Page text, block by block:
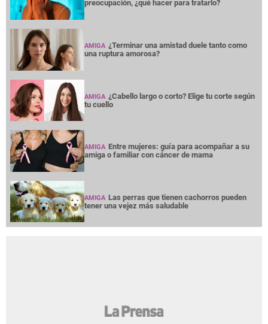
preocupación, ¿qué hacer para tratarlo?
AMIGA ¿Terminar una amistad duele tanto como
una ruptura amorosa?
AMIGA ¿Cabello largo o corto? Elige tu corte según
tu cuello
AMIGA Entre mujeres: guía para acompañar a su
amiga o familiar con cáncer de mama
AMIGA Las perras que tienen cachorros pueden
tener una vejez más saludable